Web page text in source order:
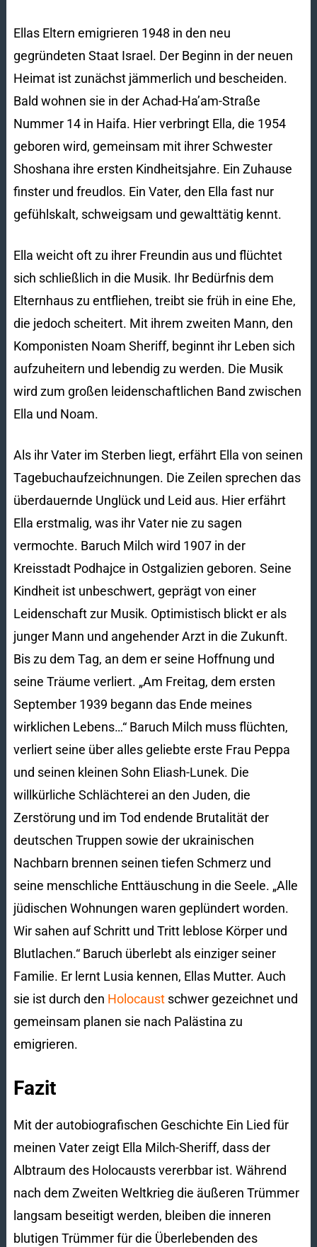
Ellas Eltern emigrieren 1948 in den neu
gegründeten Staat Israel. Der Beginn in der neuen
Heimat ist zunächst jämmerlich und bescheiden.
Bald wohnen sie in der Achad-Ha’am-Straße
Nummer 14 in Haifa. Hier verbringt Ella, die 1954
geboren wird, gemeinsam mit ihrer Schwester
Shoshana ihre ersten Kindheitsjahre. Ein Zuhause
finster und freudlos. Ein Vater, den Ella fast nur
gefühlskalt, schweigsam und gewalttätig kennt.
Ella weicht oft zu ihrer Freundin aus und flüchtet
sich schließlich in die Musik. Ihr Bedürfnis dem
Elternhaus zu entfliehen, treibt sie früh in eine Ehe,
die jedoch scheitert. Mit ihrem zweiten Mann, den
Komponisten Noam Sheriff, beginnt ihr Leben sich
aufzuheitern und lebendig zu werden. Die Musik
wird zum großen leidenschaftlichen Band zwischen
Ella und Noam.
Als ihr Vater im Sterben liegt, erfährt Ella von seinen
Tagebuchaufzeichnungen. Die Zeilen sprechen das
überdauernde Unglück und Leid aus. Hier erfährt
Ella erstmalig, was ihr Vater nie zu sagen
vermochte. Baruch Milch wird 1907 in der
Kreisstadt Podhajce in Ostgalizien geboren. Seine
Kindheit ist unbeschwert, geprägt von einer
Leidenschaft zur Musik. Optimistisch blickt er als
junger Mann und angehender Arzt in die Zukunft.
Bis zu dem Tag, an dem er seine Hoffnung und
seine Träume verliert. „Am Freitag, dem ersten
September 1939 begann das Ende meines
wirklichen Lebens…“ Baruch Milch muss flüchten,
verliert seine über alles geliebte erste Frau Peppa
und seinen kleinen Sohn Eliash-Lunek. Die
willkürliche Schlächterei an den Juden, die
Zerstörung und im Tod endende Brutalität der
deutschen Truppen sowie der ukrainischen
Nachbarn brennen seinen tiefen Schmerz und
seine menschliche Enttäuschung in die Seele. „Alle
jüdischen Wohnungen waren geplündert worden.
Wir sahen auf Schritt und Tritt leblose Körper und
Blutlachen.“ Baruch überlebt als einziger seiner
Familie. Er lernt Lusia kennen, Ellas Mutter. Auch
sie ist durch den Holocaustschwer gezeichnet und
gemeinsam planen sie nach Palästina zu
emigrieren.
Fazit
Mit der autobiografischen Geschichte Ein Lied für
meinen Vater zeigt Ella Milch-Sheriff, dass der
Albtraum des Holocausts vererbbar ist. Während
nach dem Zweiten Weltkrieg die äußeren Trümmer
langsam beseitigt werden, bleiben die inneren
blutigen Trümmer für die Überlebenden des